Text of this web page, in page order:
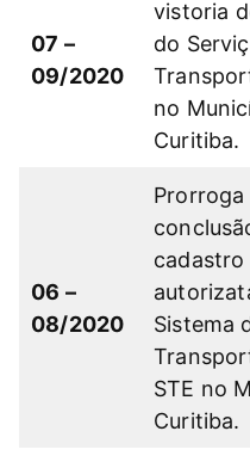
07 –
09/2020
vistoria
do
no
Curitiba.
06 –
08/2020
cadastro
Sistema
STE no
Curitiba.